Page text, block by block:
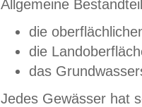
Allgemeine
die
die
das
Jedes Gewässer hat